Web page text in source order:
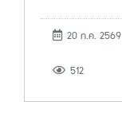
20 ก.ค. 2569
512